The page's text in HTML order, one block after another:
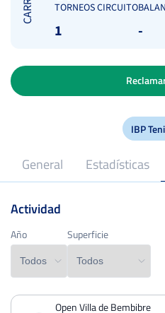
TORNEOS CIRCUITO
1 -
IBP
General Estadísticas
Profesional desde
Año Superficie
PERDIDOS
Actividad
Año Superficie
Open Villa de Bembibre